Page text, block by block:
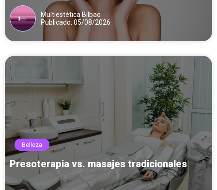
Multiestética Bilbao
Publicado: 05/08/2026
Belleza
Presoterapia vs. masajes tradicionales